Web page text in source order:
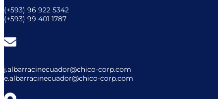
(+593) 96 922 5342
(+593) 99 401 1787
j.albarracinecuador@chico-corp.com
e.albarracinecuador@chico-corp.com